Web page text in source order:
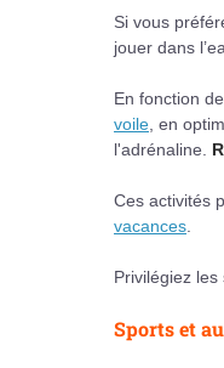
Si vous
jouer dans
En fonction
voile , en
l'adrénaline.
Ces activités
vacances
Privilégiez les
Sports et